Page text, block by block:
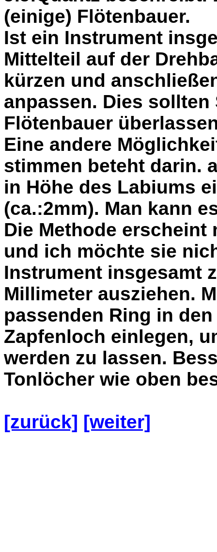
(einige) Flötenbauer.
Ist ein Instrument
Mittelteil auf der
kürzen und
anpassen. Dies sollten
Flötenbauer
Eine andere
stimmen beteht darin.
in Höhe des Labiums
(ca.:2mm). Man kann
Die Methode erscheint
und ich möchte sie
Instrument insgesamt
Millimeter ausziehen.
passenden Ring in
Zapfenloch einlegen,
werden zu lassen.
Tonlöcher wie oben
[zurück] [weiter]